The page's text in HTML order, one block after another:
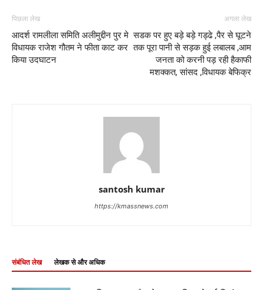
पिछला लेख
आदर्श रामलीला समिति अलीमुद्दीन पुर मे
विधायक राजेश गौतम ने फीता काट कर
किया उदघाटन
अगला लेख
सडक पर हुए बड़े बड़े गड्ढे ,पैर से घूटने
तक पूरा पानी से सड़क हुई लबालब ,आम
जनता को करनी पड़ रही हैकाफी
मशक्कत, सांसद ,विधायक बेफिक्र
santosh kumar
https://kmassnews.com
संबंधित लेख लेखक से और अधिक